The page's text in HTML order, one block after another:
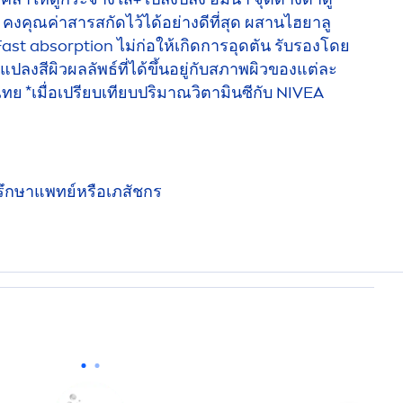
คงคุณค่าสารสกัดไว้ได้อย่างดีที่สุด ผสานไฮยาลู
absorption ไม่ก่อให้เกิดการอุดตัน รับรองโดย
ปลงสีผิวผลลัพธ์ที่ได้ขึ้นอยู่กับสภาพผิวของแต่ละ
ย *เมื่อเปรียบเทียบปริมาณวิตามินซีกับ NIVEA
กษาแพทย์หรือเภสัชกร